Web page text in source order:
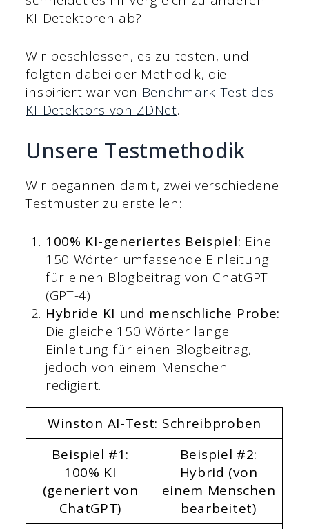
KI-Detektoren ab?
Wir beschlossen, es zu testen, und
folgten dabei der Methodik, die
inspiriert war von Benchmark-Test des
KI-Detektors von ZDNet.
Unsere Testmethodik
Wir begannen damit, zwei verschiedene
Testmuster zu erstellen:
100% KI-generiertes Beispiel: Eine
150 Wörter umfassende Einleitung
für einen Blogbeitrag von ChatGPT
(GPT-4).
Hybride KI und menschliche Probe:
Die gleiche 150 Wörter lange
Einleitung für einen Blogbeitrag,
jedoch von einem Menschen
redigiert.
Winston AI-Test: Schreibproben
Beispiel #1:
100% KI
(generiert von
ChatGPT)
Beispiel #2:
Hybrid (von
einem Menschen
bearbeitet)